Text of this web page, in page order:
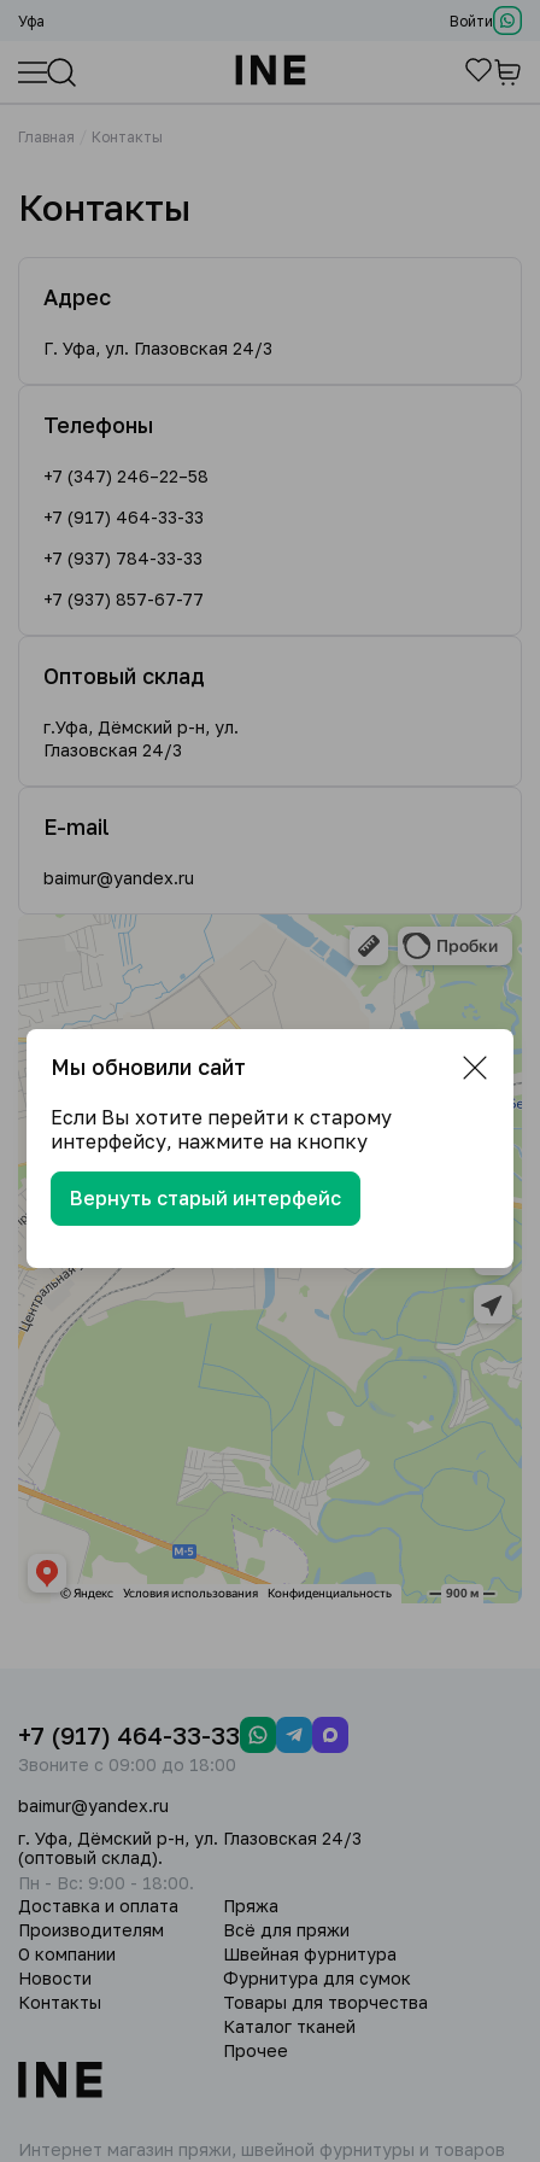
Уфа Войти
Главная Контакты
Контакты
Адрес
Г. Уфа, ул. Глазовская 24/3
Телефоны
+7 (347) 246–22–58
+7 (917) 464-33-33
+7 (937) 784-33-33
+7 (937) 857-67-77
Оптовый склад
г.Уфа, Дёмский р-н, ул.
Глазовская 24/3
E-mail
baimur@yandex.ru
Интернет магазин пряжи, швейной фурнитуры и товаров
Доставка и оплата
Производителям
О компании
Новости
Контакты
Пряжа
Всё для пряжи
Швейная фурнитура
Фурнитура для сумок
Товары для творчества
Каталог тканей
Прочее
+7 (917) 464-33-33
Звоните с 09:00 до 18:00
baimur@yandex.ru
г. Уфа, Дёмский р-н, ул. Глазовская 24/3
(оптовый склад).
Пн - Вс: 9:00 - 18:00.
Мы обновили сайт
Если Вы хотите перейти к старому
интерфейсу, нажмите на кнопку
Вернуть старый интерфейс